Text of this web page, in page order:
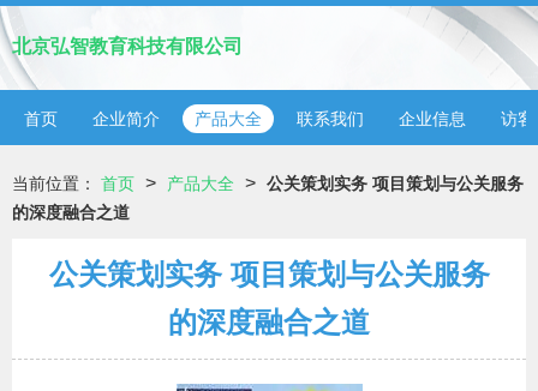
北京弘智教育科技有限公司
首页 企业简介 产品大全 联系我们 企业信息 访客
当前位置： 首页 > 产品大全 > 公关策划实务 项目策划与公关服务
的深度融合之道
公关策划实务 项目策划与公关服务
的深度融合之道